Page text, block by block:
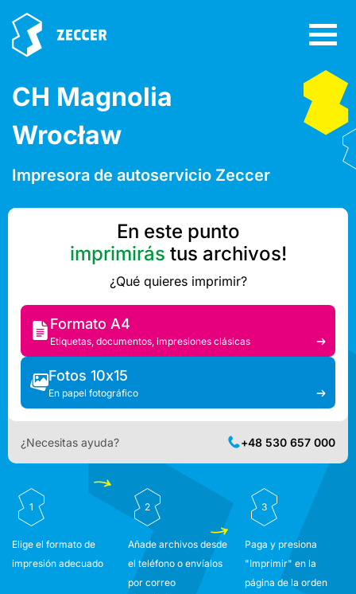
CH Magnolia
Wrocław
Impresora de autoservicio Zeccer
En este punto
imprimirás tus archivos!
¿Qué quieres imprimir?
Formato A4
Etiquetas, documentos, impresiones clásicas
Fotos 10x15
En papel fotográfico
¿Necesitas ayuda? +48 530 657 000
1
Elige el formato de
impresión adecuado
2
Añade archivos desde
el teléfono o envíalos
por correo
3
Paga y presiona
"Imprimir" en la
página de la orden